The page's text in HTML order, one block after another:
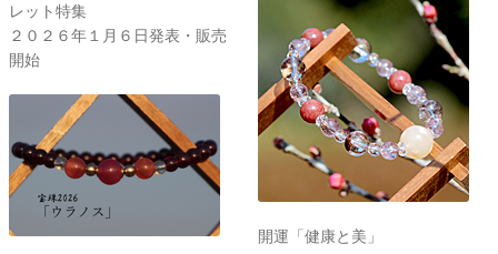
レット特集
２０２６年１月６日発表・販売
開始
開運「健康と美」